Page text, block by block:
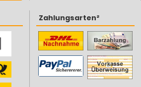
Zahlungsarten²